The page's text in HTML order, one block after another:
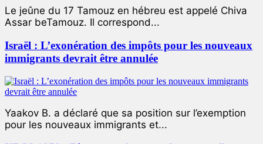
Le jeûne du 17 Tamouz en hébreu est appelé Chiva
Assar beTamouz. Il correspond...
Israël : L’exonération des impôts pour les nouveaux
immigrants devrait être annulée
Yaakov B. a déclaré que sa position sur l’exemption
pour les nouveaux immigrants et...